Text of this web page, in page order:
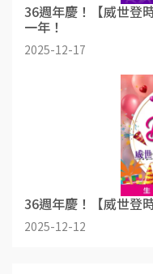
36週年慶！【威世登
一年！
2025-12-17
36週年慶！【威世登
2025-12-12